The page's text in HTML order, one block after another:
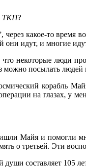
ТКП?
какое-то время
идут, и многие
люди
можно посылать людей
корабль
на глазах, у
Майя и помогли
о третьей. Эти
составляет 105